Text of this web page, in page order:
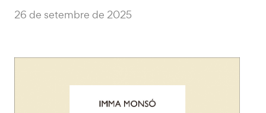
26 de setembre de 2025